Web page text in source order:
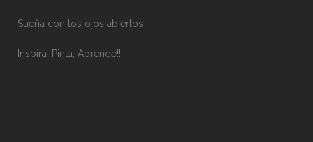
Sueña con los ojos abiertos
Inspira, Pinta, Aprende!!!